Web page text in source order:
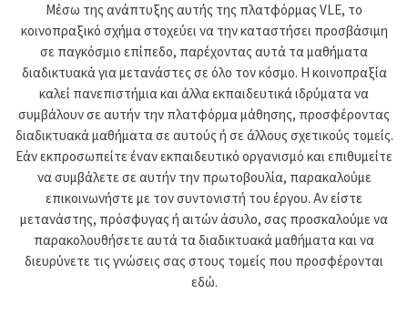
Μέσω της ανάπτυξης αυτής της πλατφόρμας VLE, το
κοινοπραξικό σχήμα στοχεύει να την καταστήσει προσβάσιμη
σε παγκόσμιο επίπεδο, παρέχοντας αυτά τα μαθήματα
διαδικτυακά για μετανάστες σε όλο τον κόσμο. Η κοινοπραξία
καλεί πανεπιστήμια και άλλα εκπαιδευτικά ιδρύματα να
συμβάλουν σε αυτήν την πλατφόρμα μάθησης, προσφέροντας
διαδικτυακά μαθήματα σε αυτούς ή σε άλλους σχετικούς τομείς.
Εάν εκπροσωπείτε έναν εκπαιδευτικό οργανισμό και επιθυμείτε
να συμβάλετε σε αυτήν την πρωτοβουλία, παρακαλούμε
επικοινωνήστε με τον συντονιστή του έργου. Αν είστε
μετανάστης, πρόσφυγας ή αιτών άσυλο, σας προσκαλούμε να
παρακολουθήσετε αυτά τα διαδικτυακά μαθήματα και να
διευρύνετε τις γνώσεις σας στους τομείς που προσφέρονται
εδώ.